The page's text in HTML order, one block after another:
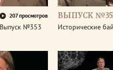
207 просмотров
№353
ВЫПУСК
Исторические